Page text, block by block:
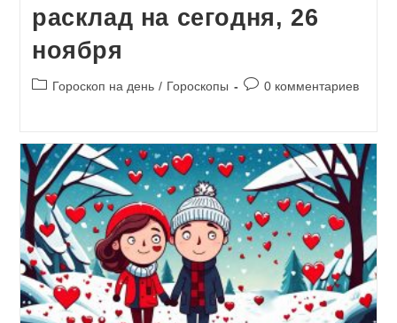
расклад на сегодня, 26
ноября
Рубрика
Гороскоп на день / Гороскопы
Комментарии
0 комментариев